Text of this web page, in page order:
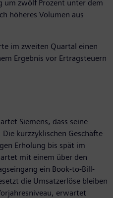
um zwölf Prozent unter dem
höheres Volumen aus
im zweiten Quartal einen
Ergebnis vor Ertragsteuern
Siemens, dass seine
kurzzyklischen Geschäfte
Erholung bis spät im
mit einem über den
ein Book-to-Bill-
die Umsatzerlöse bleiben
erwartet